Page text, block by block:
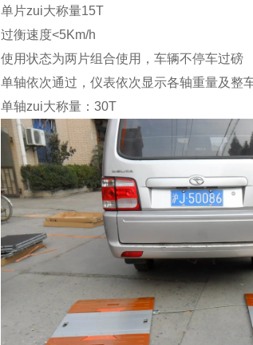
单片zui大称量15T
过衡速度<5Km/h
使用状态为两片组合使用，车辆不停车过磅
单轴依次通过，仪表依次显示各轴重量及整
单轴zui大称量： 30T